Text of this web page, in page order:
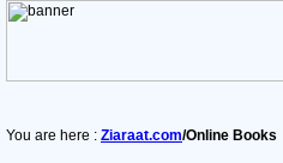
You are here : Ziaraat.com/Online Books